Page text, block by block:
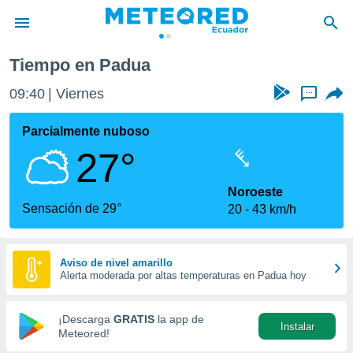
de
ha
que se
calidad.
a este
las
y
forma
digital
basada
Tiempo en Padua
09:40 Viernes ...
Parcialmente nuboso
27°
Sensación de 29°
Noroeste
20
43 km/h
Aviso de nivel amarillo
Alerta moderada por altas temperaturas en Padua hoy
¡Descarga GRATIS la app de
Meteored!
Instalar